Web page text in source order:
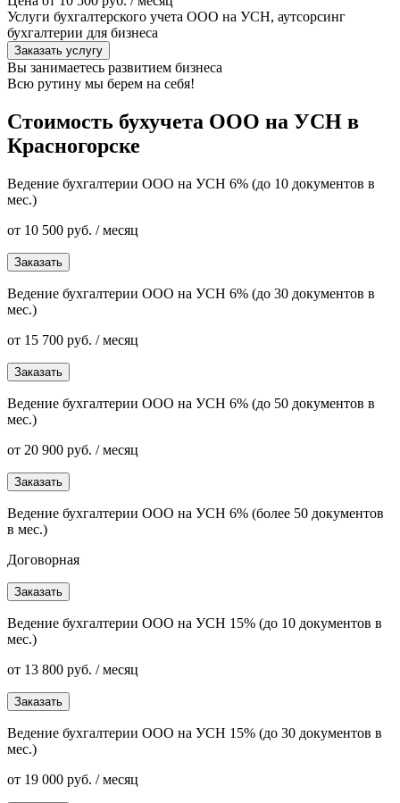
Услуги бухгалтерского учета ООО на УСН, аутсорсинг
бухгалтерии для бизнеса
Заказать услугу
Вы занимаетесь развитием бизнеса
Всю рутину мы берем на себя!
Стоимость бухучета ООО на УСН в
Красногорске
Ведение бухгалтерии ООО на УСН 6% (до 10 документов в
мес.)
от 10 500 руб. / месяц
Заказать
Ведение бухгалтерии ООО на УСН 6% (до 30 документов в
мес.)
от 15 700 руб. / месяц
Заказать
Ведение бухгалтерии ООО на УСН 6% (до 50 документов в
мес.)
от 20 900 руб. / месяц
Заказать
Ведение бухгалтерии ООО на УСН 6% (более 50 документов
в мес.)
Договорная
Заказать
Ведение бухгалтерии ООО на УСН 15% (до 10 документов в
мес.)
от 13 800 руб. / месяц
Заказать
Ведение бухгалтерии ООО на УСН 15% (до 30 документов в
мес.)
от 19 000 руб. / месяц